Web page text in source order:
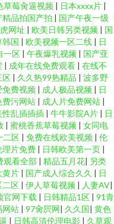
草莓肏逼视频 | 日本xxxx片 |
精品拍国产拍 | 国产午夜一级
网址 | 欧美日韩另类视频 | 国
韩国 | 欧美视频一区二线 | 日
一区 | 午夜爆乳视频 | 国产亚
| 成年在线免费观看 | 在线不
区 | 久久热99热精品 | 波多野
免费视频 | 成人极品视频 | 日
费污网站 | 成人片免费网站 |
性乱插插插 | 牛牛影院A片 | 日
| 蜜桃香蕉草莓视频 | 女同电
二区 | 免费在线欧美视频 | 伦
理片免费 | 日韩欧美第一页 |
观看全部 | 精品五月花| 另类
黄片 | 国产成人综合久久 | 日
二区 | 伊人草莓视频 | 人妻AV|
官网下载 | 日韩精品1区 | 91青
网站 | 97肏屄网| 久久国| 黄色
| 日韩高清伦理电影 | 久草观